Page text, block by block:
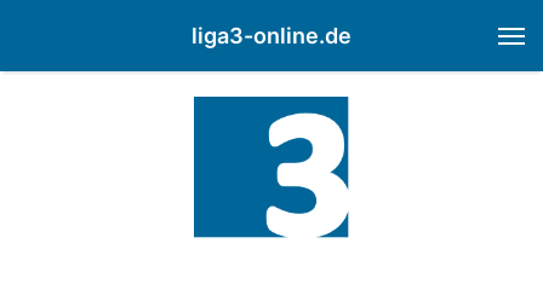
liga3-online.de